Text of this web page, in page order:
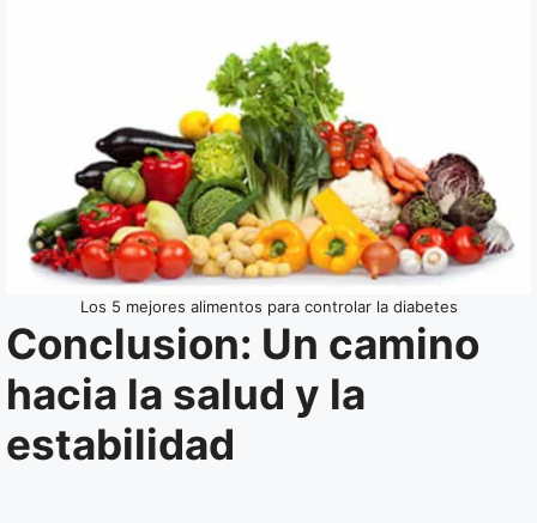
Los 5 mejores alimentos para controlar la diabetes
Conclusion: Un camino
hacia la salud y la
estabilidad